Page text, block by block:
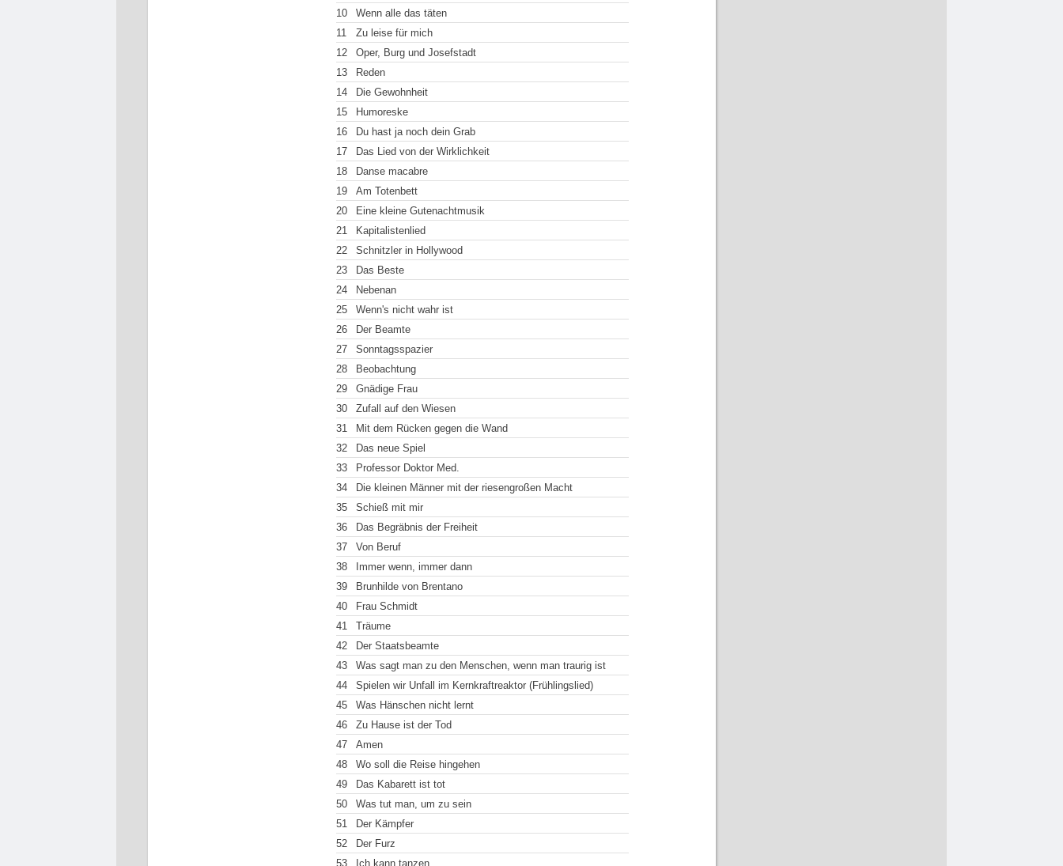
10
Wenn alle das täten
11
Zu leise für mich
12
Oper, Burg und Josefstadt
13
Reden
14
Die Gewohnheit
15
Humoreske
16
Du hast ja noch dein Grab
17
Das Lied von der Wirklichkeit
18
Danse macabre
19
Am Totenbett
20
Eine kleine Gutenachtmusik
21
Kapitalistenlied
22
Schnitzler in Hollywood
23
Das Beste
24
Nebenan
25
Wenn's nicht wahr ist
26
Der Beamte
27
Sonntagsspazier
28
Beobachtung
29
Gnädige Frau
30
Zufall auf den Wiesen
31
Mit dem Rücken gegen die Wand
32
Das neue Spiel
33
Professor Doktor Med.
34
Die kleinen Männer mit der riesengroßen Macht
35
Schieß mit mir
36
Das Begräbnis der Freiheit
37
Von Beruf
38
Immer wenn, immer dann
39
Brunhilde von Brentano
40
Frau Schmidt
41
Träume
42
Der Staatsbeamte
43
Was sagt man zu den Menschen, wenn man traurig ist
44
Spielen wir Unfall im Kernkraftreaktor (Frühlingslied)
45
Was Hänschen nicht lernt
46
Zu Hause ist der Tod
47
Amen
48
Wo soll die Reise hingehen
49
Das Kabarett ist tot
50
Was tut man, um zu sein
51
Der Kämpfer
52
Der Furz
53
Ich kann tanzen